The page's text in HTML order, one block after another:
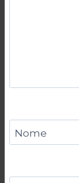
Nome